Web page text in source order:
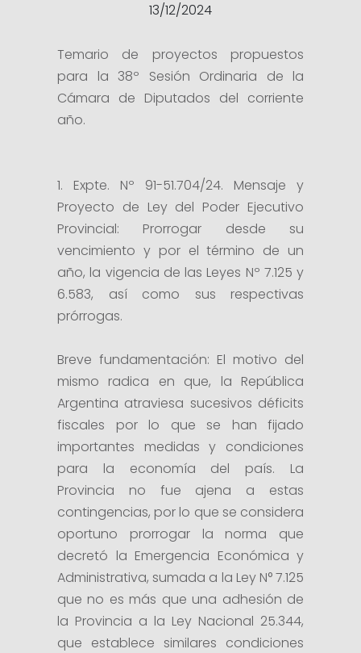
13/12/2024
Temario de proyectos propuestos
para la 38º Sesión Ordinaria de la
Cámara de Diputados del corriente
año.
1. Expte. Nº 91-51.704/24. Mensaje y
Proyecto de Ley del Poder Ejecutivo
Provincial: Prorrogar desde su
vencimiento y por el término de un
año, la vigencia de las Leyes Nº 7.125 y
6.583, así como sus respectivas
prórrogas.
Breve fundamentación: El motivo del
mismo radica en que, la República
Argentina atraviesa sucesivos déficits
fiscales por lo que se han fijado
importantes medidas y condiciones
para la economía del país. La
Provincia no fue ajena a estas
contingencias, por lo que se considera
oportuno prorrogar la norma que
decretó la Emergencia Económica y
Administrativa, sumada a la Ley N° 7.125
que no es más que una adhesión de
la Provincia a la Ley Nacional 25.344,
que establece similares condiciones